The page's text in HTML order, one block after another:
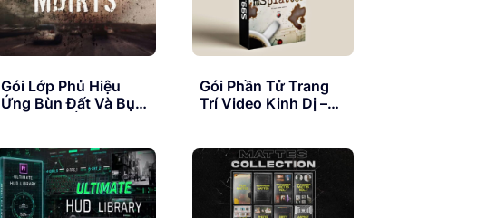
Gói Lớp Phủ Hiệu
Ứng Bùn Đất Và Bụi
Compositing
Elements Of Lens
Dirts & Scratches
MotionVFX
Gói Phần Tử Trang
Trí Video Kinh Dị –
Collection